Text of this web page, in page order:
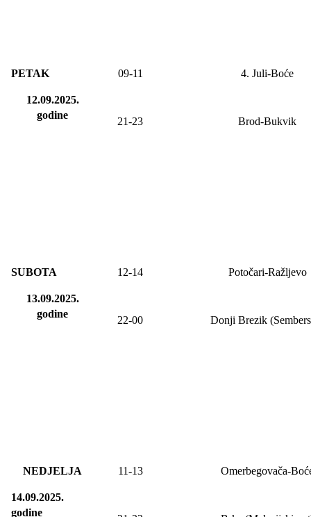
PETAK
12.09.2025.
godine
09-11 4. Juli-Boće
21-23 Brod-Bukvik
SUBOTA
13.09.2025.
godine
12-14 Potočari-Ražljevo
22-00 Donji Brezik
NEDJELJA
14.09.2025.
godine
11-13 Omerbegovača-